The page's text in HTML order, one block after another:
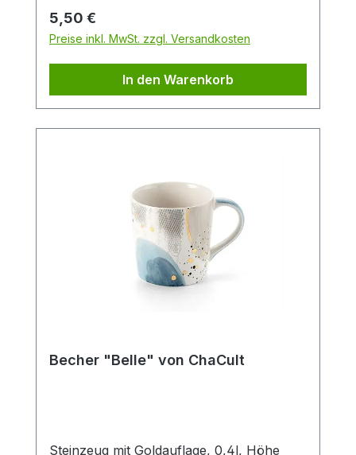
charmant mit verspielten Katzenfiguren
verbindet. Ideal für Kunstliebhaber,
Katzenfreunde oder als originelles
Geschenk. Die dezente schwarz-weiß
Optik des Designs, in feiner
Strichzeichnung, hält sich hierbei durch
Platz um ihre Strahlkraft zu entfalten. Der
Becher verfügt über eine mittlere
Füllmenge von 0,4 l und ist somit der
ideale Allrounder für den Genuss diverser
Heißgetränke. Die Artikelform erinnert an
einen Emaillebecher und unterstreicht
durch dieses nostalgische Stilelement im
SpülmaschinengeeignetMikrowellenfest
Regulärer Preis:
5,50 €
Preise inkl. MwSt. zzgl. Versandkosten
In den Warenkorb
Becher "Belle" von ChaCult
Steinzeug mit Goldauflage, 0,4l, Höhe